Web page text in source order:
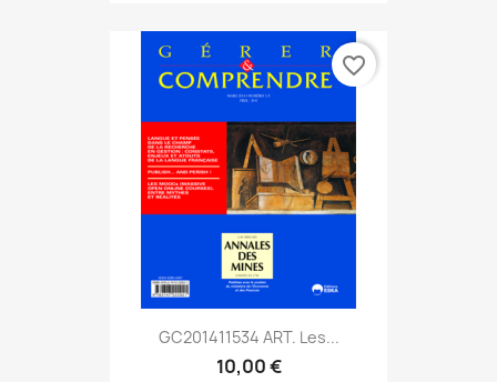
GC201411534 ART. Les...
10,00 €
favorite_border